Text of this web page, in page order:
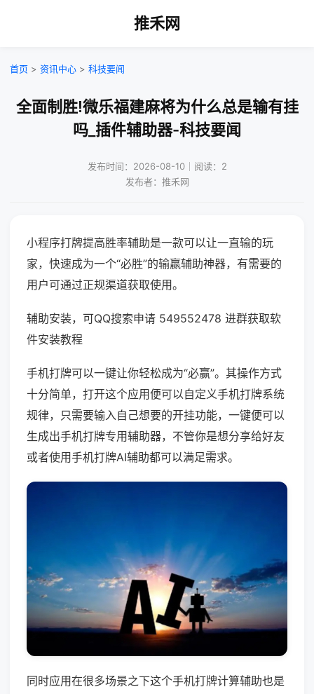
推禾网
首页 > 资讯中心 > 科技要闻
全面制胜!微乐福建麻将为什么总是输有挂
吗_插件辅助器-科技要闻
发布时间：2026-08-10｜阅读：2
发布者：推禾网
小程序打牌提高胜率辅助是一款可以让一直输的玩
家，快速成为一个“必胜”的输赢辅助神器，有需要的
用户可通过正规渠道获取使用。
辅助安装，可QQ搜索申请 549552478 进群获取软
件安装教程
手机打牌可以一键让你轻松成为“必赢”。其操作方式
十分简单，打开这个应用便可以自定义手机打牌系统
规律，只需要输入自己想要的开挂功能，一键便可以
生成出手机打牌专用辅助器，不管你是想分享给好友
或者使用手机打牌AI辅助都可以满足需求。
同时应用在很多场景之下这个手机打牌计算辅助也是